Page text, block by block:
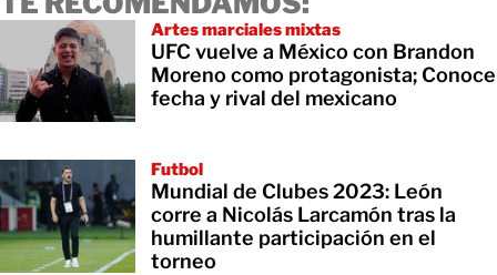
Artes marciales mixtas
UFC vuelve a México con Brandon
Moreno como protagonista; Conoce
fecha y rival del mexicano
Futbol
Mundial de Clubes 2023: León
corre a Nicolás Larcamón tras la
humillante participación en el
torneo